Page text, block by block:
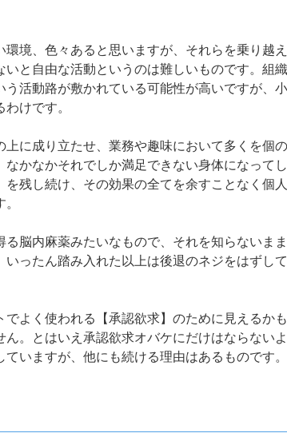
境、色々あると思いますが、それらを乗り越え
と自由な活動というのは難しいものです。組
う活動路が敷かれている可能性が高いですが、
けです。
上に成り立たせ、業務や趣味において多くを個
かなかそれでしか満足できない身体になって
残し続け、その効果の全てを余すことなく個
脳内麻薬みたいなもので、それを知らないま
いったん踏み入れた以上は後退のネジをはずし
よく使われる【承認欲求】のために見えるかも
ん。とはいえ承認欲求オバケにだけはならない
いますが、他にも続ける理由はあるものです。